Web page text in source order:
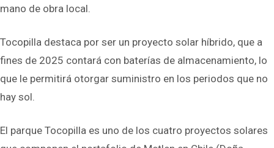
mano de obra local.
Tocopilla destaca por ser un proyecto solar híbrido, que a
fines de 2025 contará con baterías de almacenamiento, lo
que le permitirá otorgar suministro en los periodos que no
hay sol.
El parque Tocopilla es uno de los cuatro proyectos solares